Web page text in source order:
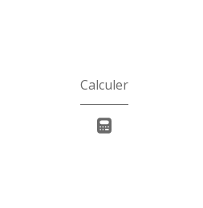
Calculer